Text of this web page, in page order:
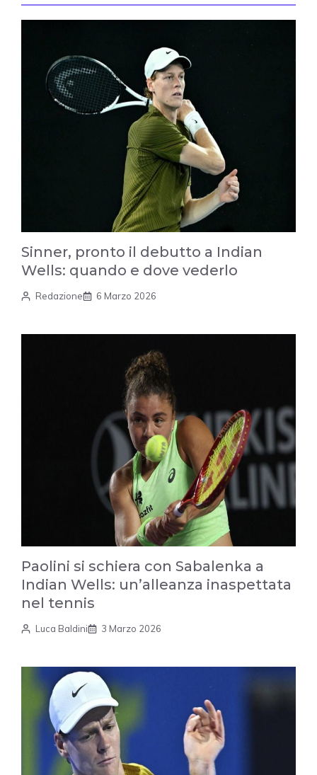
Sinner, pronto il debutto a Indian
Wells: quando e dove vederlo
Redazione 6 Marzo 2026
Paolini si schiera con Sabalenka a
Indian Wells: un’alleanza inaspettata
nel tennis
Luca Baldini 3 Marzo 2026